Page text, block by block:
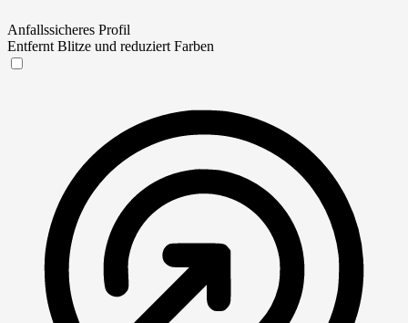
Anfallssicheres Profil
Entfernt Blitze und reduziert Farben